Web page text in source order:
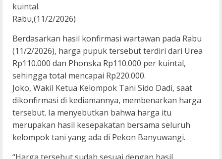
kuintal.
Rabu,(11/2/2026)
Berdasarkan hasil konfirmasi wartawan pada Rabu
(11/2/2026), harga pupuk tersebut terdiri dari Urea
Rp110.000 dan Phonska Rp110.000 per kuintal,
sehingga total mencapai Rp220.000.
Joko, Wakil Ketua Kelompok Tani Sido Dadi, saat
dikonfirmasi di kediamannya, membenarkan harga
tersebut. Ia menyebutkan bahwa harga itu
merupakan hasil kesepakatan bersama seluruh
kelompok tani yang ada di Pekon Banyuwangi.